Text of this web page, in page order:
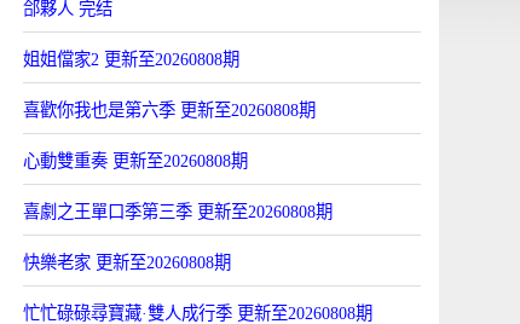
郃夥人 完结
姐姐儅家2 更新至20260808期
喜歡你我也是第六季 更新至20260808期
心動雙重奏 更新至20260808期
喜劇之王單口季第三季 更新至20260808期
快樂老家 更新至20260808期
忙忙碌碌尋寶藏·雙人成行季 更新至20260808期